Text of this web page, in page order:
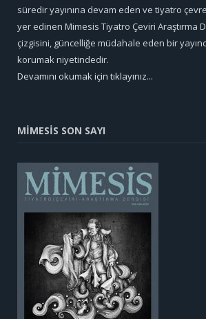
süredir yayınına devam eden ve tiyatro
yer edinen Mimesis Tiyatro Çeviri Araştırma
çizgisini, güncelliğe müdahale eden bir
korumak niyetindedir.
Devamını okumak için tıklayınız...
MİMESİS SON SAYI